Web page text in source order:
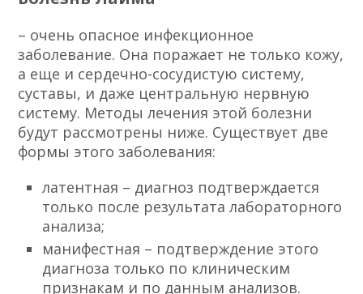
– очень опасное инфекционное
заболевание. Она поражает не только кожу,
а еще и сердечно-сосудистую систему,
суставы, и даже центральную нервную
систему. Методы лечения этой болезни
будут рассмотрены ниже. Существует две
формы этого заболевания:
латентная – диагноз подтверждается
только после результата лабораторного
анализа;
манифестная – подтверждение этого
диагноза только по клиническим
признакам и по данным анализов.